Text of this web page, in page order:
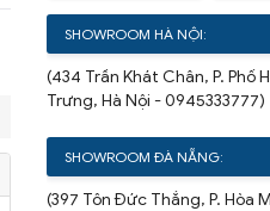
SHOWROOM HÀ NỘI:
(434 Trần Khát Chân, P. Phố
Trưng, Hà Nội - 0945333777)
SHOWROOM ĐÀ NẴNG:
(397 Tôn Đức Thắng, P. Hòa